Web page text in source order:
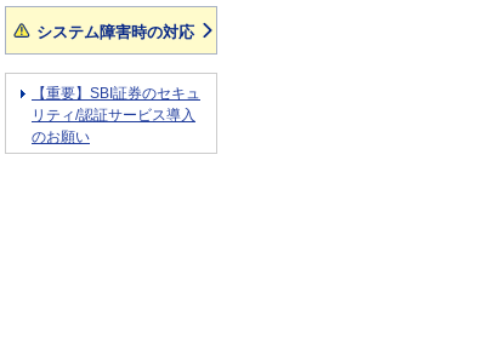
システム障害時の対応
【重要】SBI証券のセキュ
リティ/認証サービス導入
のお願い